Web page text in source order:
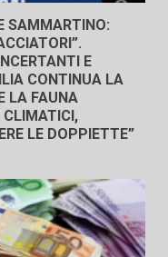
SAMMARTINO:
E
CONTINUA LA
LA FAUNA
LE DOPPIETTE”